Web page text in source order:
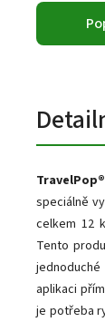
TravelPop®
speciálně
celkem 12
Tento
aplikaci
je potřeba